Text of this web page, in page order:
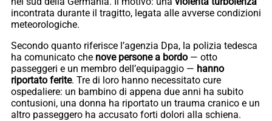
incontrata durante il tragitto, legata alle avverse condizioni
meteorologiche.
Secondo quanto riferisce l’agenzia Dpa, la polizia tedesca
ha comunicato che nove persone a bordo — otto
passeggeri e un membro dell’equipaggio — hanno
riportato ferite. Tre di loro hanno necessitato cure
ospedaliere: un bambino di appena due anni ha subito
contusioni, una donna ha riportato un trauma cranico e un
altro passeggero ha accusato forti dolori alla schiena.